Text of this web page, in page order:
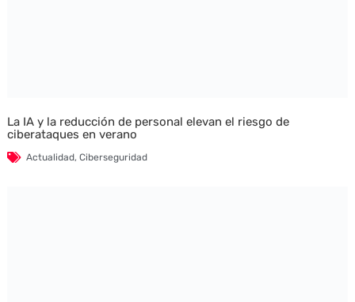
La IA y la reducción de personal elevan el riesgo de
ciberataques en verano
Actualidad, Ciberseguridad